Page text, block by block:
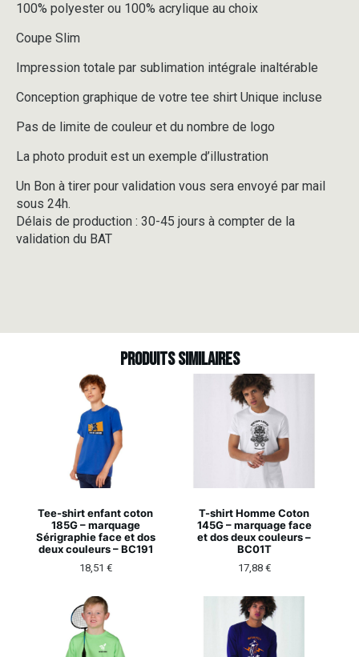
100% polyester ou 100% acrylique au choix
Coupe Slim
Impression totale par sublimation intégrale inaltérable
Conception graphique de votre tee shirt Unique incluse
Pas de limite de couleur et du nombre de logo
La photo produit est un exemple d’illustration
Un Bon à tirer pour validation vous sera envoyé par mail
sous 24h.
Délais de production : 30-45 jours à compter de la
validation du BAT
Produits similaires
Tee-shirt enfant coton
185G – marquage
Sérigraphie face et dos
deux couleurs – BC191
18,51 €
T-shirt Homme Coton
145G – marquage face
et dos deux couleurs –
BC01T
17,88 €